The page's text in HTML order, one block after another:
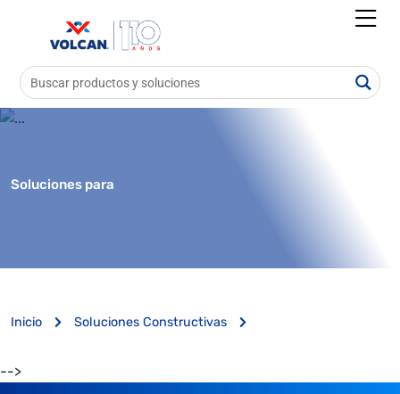
Soluciones para
Inicio Soluciones Constructivas
-->